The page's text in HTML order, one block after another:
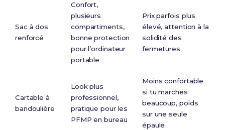
Sac à dos
renforcé
Confort,
plusieurs
compartiments,
bonne protection
pour l’ordinateur
portable
Prix parfois plus
élevé, attention à la
solidité des
fermetures
Cartable à
bandoulière
Look plus
professionnel,
pratique pour les
PFMP en bureau
Moins confortable
si tu marches
beaucoup, poids
sur une seule
épaule